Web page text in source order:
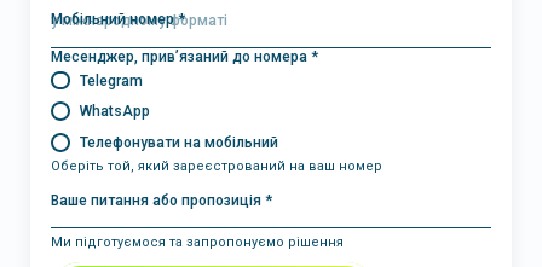
Мобільний номер *
Месенджер, прив’язаний до номера *
Оберіть той, який зареєстрований на ваш номер
Telegram
WhatsApp
Телефонувати на мобільний
Ваше питання або пропозиція *
Ми підготуємося та запропонуємо рішення